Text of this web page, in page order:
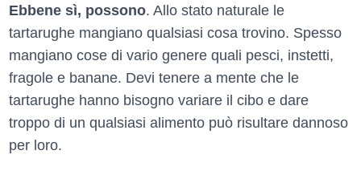
Ebbene sì, possono. Allo stato naturale le
tartarughe mangiano qualsiasi cosa trovino. Spesso
mangiano cose di vario genere quali pesci, instetti,
fragole e banane. Devi tenere a mente che le
tartarughe hanno bisogno variare il cibo e dare
troppo di un qualsiasi alimento può risultare dannoso
per loro.